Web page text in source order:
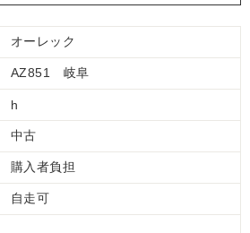
オーレック
AZ851 岐阜
h
中古
購入者負担
自走可